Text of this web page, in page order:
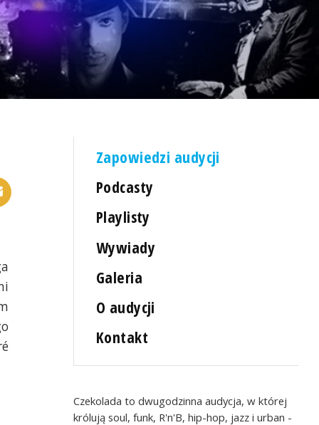
Zapowiedzi audycji
Podcasty
Playlisty
Wywiady
Galeria
O audycji
Kontakt
Czekolada to dwugodzinna audycja, w której
królują soul, funk, R'n'B, hip-hop, jazz i urban -